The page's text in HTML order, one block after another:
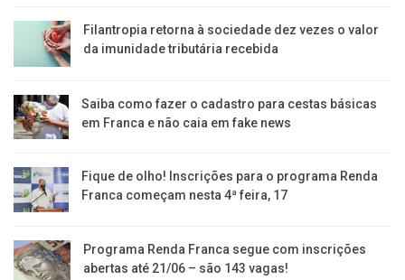
Filantropia retorna à sociedade dez vezes o valor
da imunidade tributária recebida
Saiba como fazer o cadastro para cestas básicas
em Franca e não caia em fake news
Fique de olho! Inscrições para o programa Renda
Franca começam nesta 4ª feira, 17
Programa Renda Franca segue com inscrições
abertas até 21/06 – são 143 vagas!